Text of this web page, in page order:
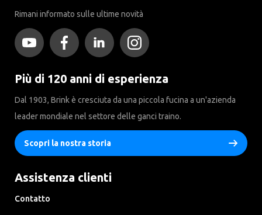
Rimani informato sulle ultime novità
Più di 120 anni di esperienza
Dal 1903, Brink è cresciuta da una piccola fucina a un'azienda
leader mondiale nel settore delle ganci traino.
Scopri la nostra storia
Assistenza clienti
Contatto